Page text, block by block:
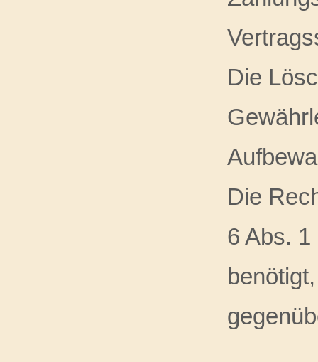
Die
Die
6 Abs.